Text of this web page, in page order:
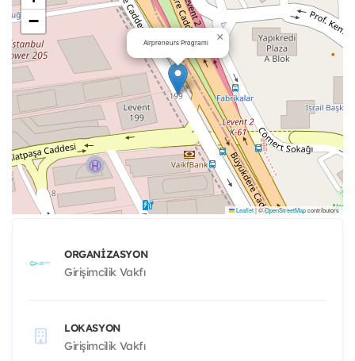
Airpreneurs Programı ×
−
Leaflet|©OpenStreetMapcontributors
ORGANIZASYON
Girişimcilik Vakfı
LOKASYON
Girişimcilik Vakfı